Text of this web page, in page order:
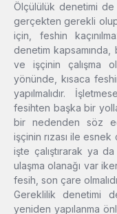
Ölçülülük denetimi de
gerçekten gerekli olup
için, feshin
denetim kapsamında,
ve işçinin çalışma
yönünde, kısaca
yapılmalıdır.
fesihten başka bir
bir nedenden söz
işçinin rızası ile
işte çalıştırarak ya
ulaşma olanağı var
fesih, son çare
Gereklilik denetimi
yeniden yapılanma